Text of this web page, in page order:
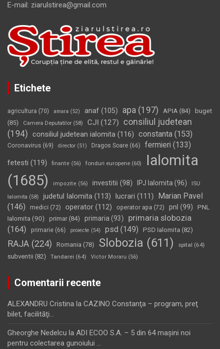
E-mail: ziarulstirea@gmail.com
Etichete
agricultura (70) amara (52) anaf (105) apa (197) APIA (84)
buget
(85)
Camera Deputatilor (58) CJI (127)
consiliul judetean
(194) consiliul judetean ialomita (116) constanta (153)
Coronavirus (69) director (51) Dragos Soare (66) fermieri (133)
fetesti (119) finante (56) fonduri europene (60)
Ialomita
(1685)
impozite (56) investitii (98) IPJ Ialomita (96) ISU
Ialomita (58) judetul Ialomita (113) lucrari (111)
Marian Pavel
(146)
medici (72) operator (112) operator apa (72) pnl (99)
PNL
Ialomita (90) primar(84) primaria (93)
primaria slobozia
(164)
primarie (66) proiecte (54) psd (149) PSD Ialomita (82)
RAJA (224) Romania (78) Slobozia (611) spital (64)
subventii (82) Tandarei (64) Victor Moraru (56)
Comentarii recente
ALEXANDRU Cristina la CAZINO Constanţa – program, preţ
bilet, facilităţi…
Gheorghe Nedelcu la ADI ECOO S.A. – 5 din 64 maşini noi
pentru colectarea gunoiului …